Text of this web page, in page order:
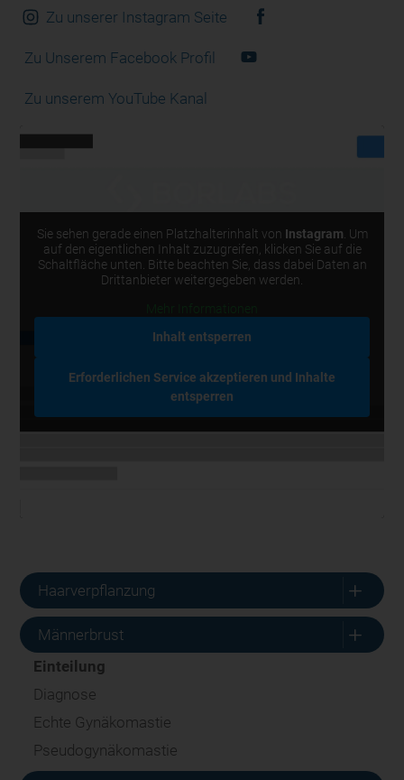
Zu unserer Instagram Seite
Zu Unserem Facebook Profil
Zu unserem YouTube Kanal
Sie sehen gerade einen Platzhalterinhalt von Instagram . Um
auf den eigentlichen Inhalt zuzugreifen, klicken Sie auf die
Schaltfläche unten. Bitte beachten Sie, dass dabei Daten an
Drittanbieter weitergegeben werden.
Inhalt entsperren
Erforderlichen Service akzeptieren und Inhalte
entsperren
Haarverpflanzung L
Männerbrust L
Einteilung
Diagnose
Echte Gynäkomastie
Pseudogynäkomastie